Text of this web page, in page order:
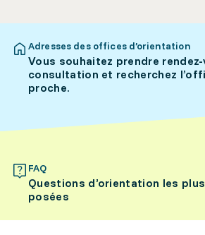
Adresses des offices d’orientation
Vous souhaitez prendre
consultation et recherchez
proche.
FAQ
Questions d’orientation les
posées